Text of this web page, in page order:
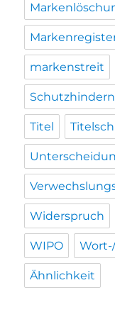
markenstreit
Titel
Widerspruch
WIPO
Ähnlichkeit